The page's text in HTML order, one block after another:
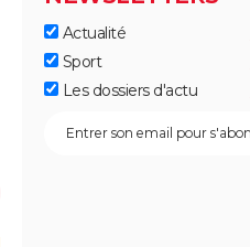
Actualité
Sport
Les dossiers d'actu